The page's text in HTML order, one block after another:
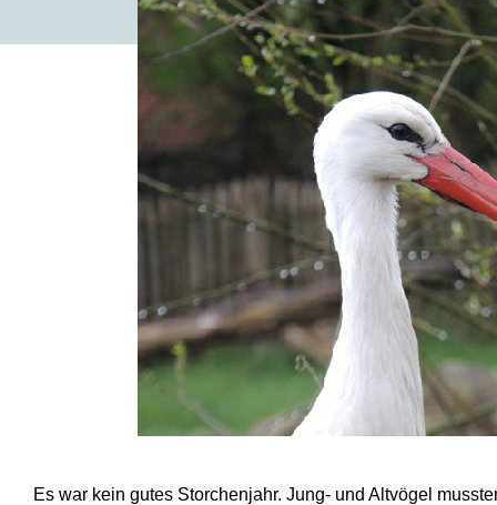
Es war kein gutes Storchenjahr. Jung- und Altvögel